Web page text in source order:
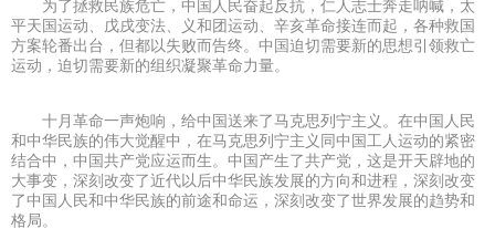
为了拯救民族危亡，中国人民奋起反抗，仁人志士奔走呐喊，太
平天国运动、戊戌变法、义和团运动、辛亥革命接连而起，各种救国
方案轮番出台，但都以失败而告终。中国迫切需要新的思想引领救亡
运动，迫切需要新的组织凝聚革命力量。
十月革命一声炮响，给中国送来了马克思列宁主义。在中国人民
和中华民族的伟大觉醒中，在马克思列宁主义同中国工人运动的紧密
结合中，中国共产党应运而生。中国产生了共产党，这是开天辟地的
大事变，深刻改变了近代以后中华民族发展的方向和进程，深刻改变
了中国人民和中华民族的前途和命运，深刻改变了世界发展的趋势和
格局。